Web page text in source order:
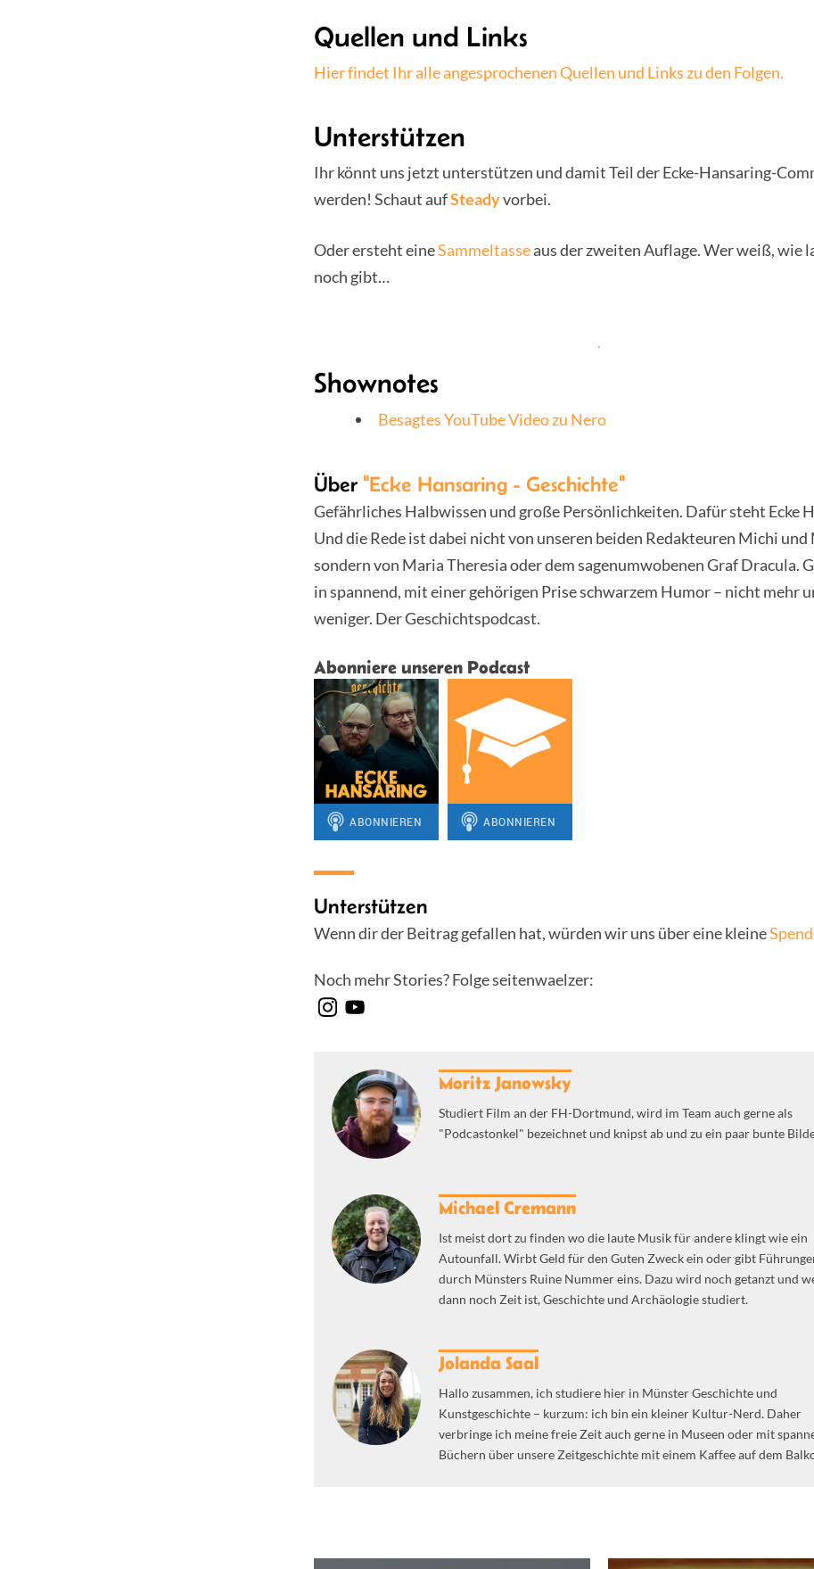
Quellen und Links
Hier findet Ihr alle angesprochenen Quellen und Links zu den Folgen.
Unterstützen
Ihr könnt uns jetzt unterstützen und damit Teil der Ecke-Hansaring-
werden! Schaut aufSteadyvorbei.
Oder ersteht eineSammeltasseaus der zweiten Auflage. Wer weiß, wie
noch gibt…
Shownotes
Besagtes YouTube Video zu Nero
Über "Ecke Hansaring - Geschichte"
Gefährliches Halbwissen und große Persönlichkeiten. Dafür steht Ecke
Und die Rede ist dabei nicht von unseren beiden Redakteuren Michi
sondern von Maria Theresia oder dem sagenumwobenen Graf Dracula.
in spannend, mit einer gehörigen Prise schwarzem Humor – nicht mehr
weniger. Der Geschichtspodcast.
Abonniere unseren Podcast
Unterstützen
Wenn dir der Beitrag gefallen hat, würden wir uns über eine kleine
Noch mehr Stories? Folge seitenwaelzer:
Moritz Janowsky
Studiert Film an der FH-Dortmund, wird im Team auch gerne als
"Podcastonkel" bezeichnet und knipst ab und zu ein paar bunte
Michael Cremann
Ist meist dort zu finden wo die laute Musik für andere klingt wie ein
Autounfall. Wirbt Geld für den Guten Zweck ein oder gibt
durch Münsters Ruine Nummer eins. Dazu wird noch getanzt und
dann noch Zeit ist, Geschichte und Archäologie studiert.
Jolanda Saal
Hallo zusammen, ich studiere hier in Münster Geschichte und
Kunstgeschichte – kurzum: ich bin ein kleiner Kultur-Nerd. Daher
verbringe ich meine freie Zeit auch gerne in Museen oder mit
Büchern über unsere Zeitgeschichte mit einem Kaffee auf dem